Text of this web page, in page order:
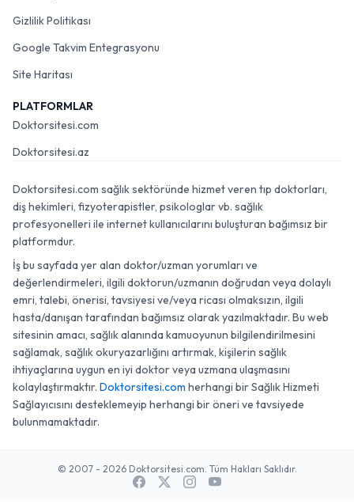
Gizlilik Politikası
Google Takvim Entegrasyonu
Site Haritası
PLATFORMLAR
Doktorsitesi.com
Doktorsitesi.az
Doktorsitesi.com sağlık sektöründe hizmet veren tıp doktorları,
diş hekimleri, fizyoterapistler, psikologlar vb. sağlık
profesyonelleri ile internet kullanıcılarını buluşturan bağımsız bir
platformdur.
İş bu sayfada yer alan doktor/uzman yorumları ve
değerlendirmeleri, ilgili doktorun/uzmanın doğrudan veya dolaylı
emri, talebi, önerisi, tavsiyesi ve/veya ricası olmaksızın, ilgili
hasta/danışan tarafından bağımsız olarak yazılmaktadır. Bu web
sitesinin amacı, sağlık alanında kamuoyunun bilgilendirilmesini
sağlamak, sağlık okuryazarlığını artırmak, kişilerin sağlık
ihtiyaçlarına uygun en iyi doktor veya uzmana ulaşmasını
kolaylaştırmaktır. Doktorsitesi.com herhangi bir Sağlık Hizmeti
Sağlayıcısını desteklemeyip herhangi bir öneri ve tavsiyede
bulunmamaktadır.
© 2007 - 2026 Doktorsitesi.com. Tüm Hakları Saklıdır.